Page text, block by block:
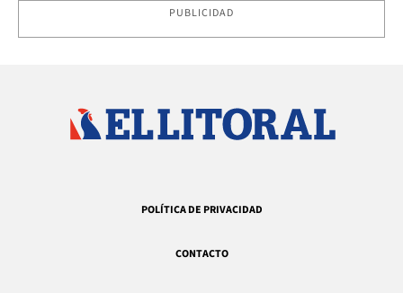
PUBLICIDAD
POLÍTICA DE PRIVACIDAD
CONTACTO